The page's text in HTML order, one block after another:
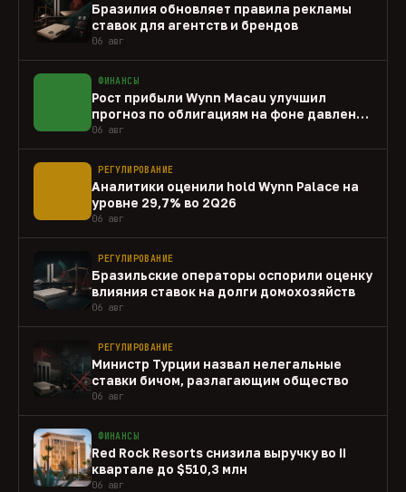
Бразилия обновляет правила рекламы
ставок для агентств и брендов
06 авг
ФИНАНСЫ
Рост прибыли Wynn Macau улучшил
прогноз по облигациям на фоне давления
capex
06 авг
РЕГУЛИРОВАНИЕ
Аналитики оценили hold Wynn Palace на
уровне 29,7% во 2Q26
06 авг
РЕГУЛИРОВАНИЕ
Бразильские операторы оспорили оценку
влияния ставок на долги домохозяйств
06 авг
РЕГУЛИРОВАНИЕ
Министр Турции назвал нелегальные
ставки бичом, разлагающим общество
06 авг
ФИНАНСЫ
Red Rock Resorts снизила выручку во II
квартале до $510,3 млн
06 авг